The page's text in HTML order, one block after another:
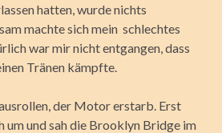
hatten, wurde nichts
machte sich mein schlechtes
war mir nicht entgangen, dass
Tränen kämpfte.
der Motor erstarb. Erst
um und sah die Brooklyn Bridge im